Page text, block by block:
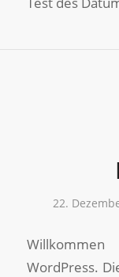
22.
WordPress.